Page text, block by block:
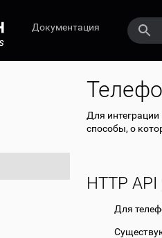
Документация
Для
способы, о
HTTP API
Для